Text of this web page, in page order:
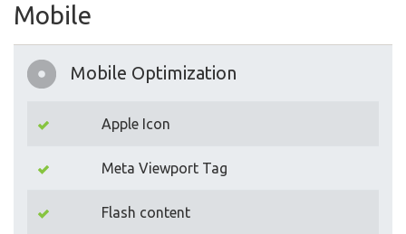
Mobile
Mobile Optimization
Apple Icon
Meta Viewport Tag
Flash content